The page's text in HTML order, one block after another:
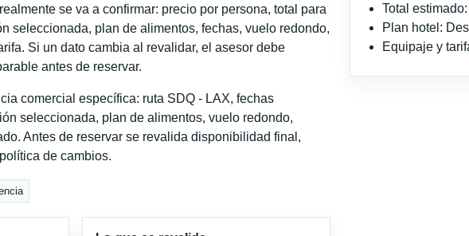
se va a confirmar: precio por persona, total para
seleccionada, plan de alimentos, fechas, vuelo redondo,
Si un dato cambia al revalidar, el asesor debe
antes de reservar.
comercial específica: ruta SDQ - LAX, fechas
seleccionada, plan de alimentos, vuelo redondo,
Antes de reservar se revalida disponibilidad final,
de cambios.
Total
Plan hotel:
Equipaje y